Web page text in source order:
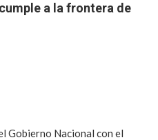
a la frontera de
Gobierno Nacional con el